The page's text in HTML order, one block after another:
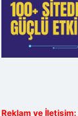
Reklam ve İletişim: